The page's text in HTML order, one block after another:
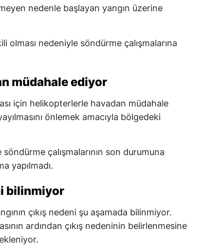
nedenle başlayan yangın üzerine
olması nedeniyle söndürme çalışmalarına
müdahale ediyor
için helikopterlerle havadan müdahale
önlemek amacıyla bölgedeki
çalışmalarının son durumuna
yapılmadı.
bilinmiyor
çıkış nedeni şu aşamada bilinmiyor.
ardından çıkış nedeninin belirlenmesine